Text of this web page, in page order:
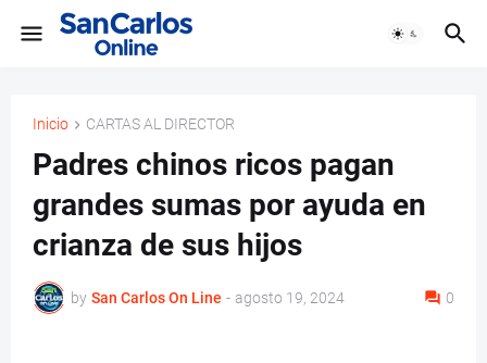
Inicio CARTAS AL DIRECTOR
Padres chinos ricos pagan
grandes sumas por ayuda en
crianza de sus hijos
by San Carlos On Line - agosto 19, 2024 0